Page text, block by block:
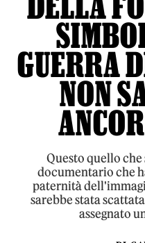
GUERRA
NON
Questo quello
documentario che
paternità
sarebbe stata
assegnato